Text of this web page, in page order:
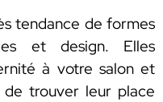
tendance de formes
et design. Elles
à votre salon et
de trouver leur place